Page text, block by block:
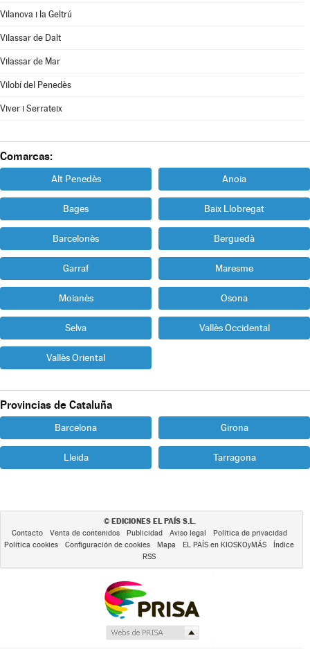
Vilanova i la Geltrú
Vilassar de Dalt
Vilassar de Mar
Vilobí del Penedès
Viver i Serrateix
Comarcas:
Alt Penedès Anoia
Bages Baix Llobregat
Barcelonès Berguedà
Garraf Maresme
Moianès Osona
Selva Vallès Occidental
Vallès Oriental
Provincias de Cataluña
Barcelona Girona
Lleida Tarragona
© EDICIONES EL PAÍS S.L.
Contacto Venta de contenidos Publicidad Aviso legal
Política de privacidad
Política cookies
Configuración de cookies Mapa EL PAÍS en KIOSKOyMÁS
Índice
RSS